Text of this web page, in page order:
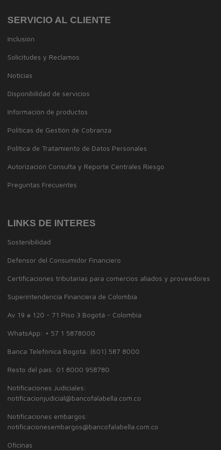
SERVICIO AL CLIENTE
Inclusión
Solicitudes y Reclamos
Noticias
Disponibilidad de servicios
Información de productos
Políticas de Gestión de Cobranza
Política de Tratamiento de Datos Personales
Autorización Consulta y Reporte Centrales Riesgo
Preguntas Frecuentes
LINKS DE INTERES
Sostenibilidad
Defensor del Consumidor Financiero
Certificaciones tributarias para comercios aliados y proveedores
Superintendencia Financiera de Colombia
Av 19 # 120 - 71 Piso 3 Bogotá - Colombia
WhatsApp: + 57 1 5878000
Banca Telefónica Bogotá: (601) 587 8000
Resto del país: 01 8000 958780
Notificaciones Judiciales:
notificacionjudicial@bancofalabella.com.co
Notificaciones embargos:
notificacionesembargos@bancofalabella.com.co
Oficinas